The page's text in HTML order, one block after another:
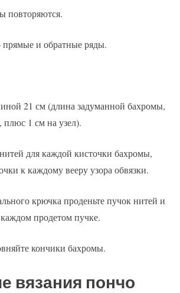
повторяются.
прямые и обратные ряды.
21 см (длина задуманной бахромы,
1 см на узел).
для каждой кисточки бахромы,
к каждому вееру узора обвязки.
крючка проденьте пучок нитей и
продетом пучке.
кончики бахромы.
вязания пончо